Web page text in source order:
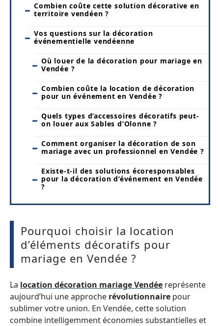
Combien coûte cette solution décorative en
territoire vendéen ?
Vos questions sur la décoration
événementielle vendéenne
Où louer de la décoration pour mariage en
Vendée ?
Combien coûte la location de décoration
pour un événement en Vendée ?
Quels types d’accessoires décoratifs peut-
on louer aux Sables d’Olonne ?
Comment organiser la décoration de son
mariage avec un professionnel en Vendée ?
Existe-t-il des solutions écoresponsables
pour la décoration d’événement en Vendée
?
Pourquoi choisir la location
d’éléments décoratifs pour
mariage en Vendée ?
La location décoration mariage Vendée représente
aujourd’hui une approche révolutionnaire pour
sublimer votre union. En Vendée, cette solution
combine intelligemment économies substantielles et